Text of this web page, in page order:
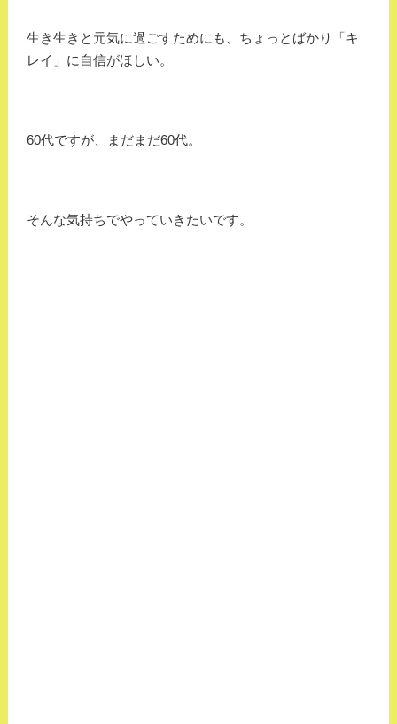
生き生きと元気に過ごすためにも、ちょっとばかり「キ
レイ」に自信がほしい。
60代ですが、まだまだ60代。
そんな気持ちでやっていきたいです。